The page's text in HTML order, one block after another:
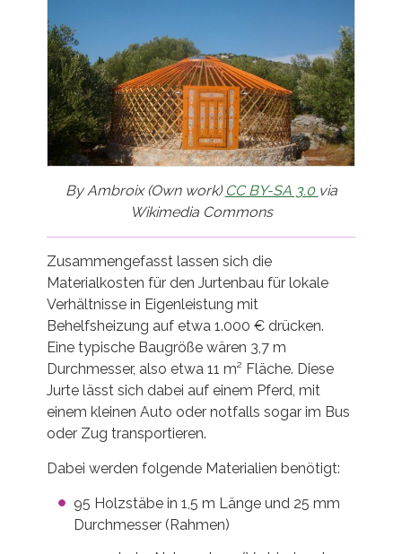
By Ambroix (Own work) CC BY-SA 3.0 via
Wikimedia Commons
Zusammengefasst lassen sich die
Materialkosten für den Jurtenbau für lokale
Verhältnisse in Eigenleistung mit
Behelfsheizung auf etwa 1.000 € drücken.
Eine typische Baugröße wären 3,7 m
Durchmesser, also etwa 11 m² Fläche. Diese
Jurte lässt sich dabei auf einem Pferd, mit
einem kleinen Auto oder notfalls sogar im Bus
oder Zug transportieren.
Dabei werden folgende Materialien benötigt:
95 Holzstäbe in 1,5 m Länge und 25 mm
Durchmesser (Rahmen)